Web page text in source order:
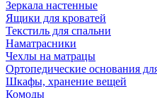
Зеркала настенные
Ящики для кроватей
Текстиль для спальни
Наматрасники
Чехлы на матрацы
Ортопедические основания
Шкафы, хранение вещей
Комоды